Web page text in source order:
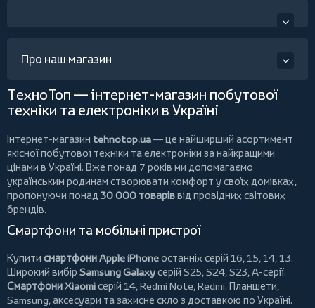
Про наш магазин
ТехноТоп — інтернет-магазин побутової
техніки та електроніки в Україні
Інтернет-магазин tehnotop.ua— це найширший асортимент
якісної побутової техніки та електроніки за найкращими
цінами в Україні. Вже понад 7 років ми допомагаємо
українським родинам створювати комфорт у своїх домівках,
пропонуючи понад 30 000 товаріввід провідних світових
брендів.
Смартфони та мобільні пристрої
Купити смартфони Apple iPhoneостанніх серій 16, 15, 14, 13.
Широкий вибір Samsung Galaxyсерій S25, S24, S23, A-серії.
Смартфони Xiaomiсерій 14, Redmi Note, Redmi. Планшети,
Samsung, аксесуари тазахисне скло з доставкою по Україні.